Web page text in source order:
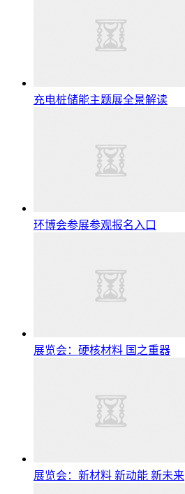
充电桩储能主题展全景解读
环博会参展参观报名入口
展览会：硬核材料 国之重器
展览会：新材料 新动能 新未来